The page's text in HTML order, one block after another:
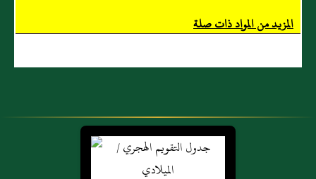
المزيد من المواد ذات صلة